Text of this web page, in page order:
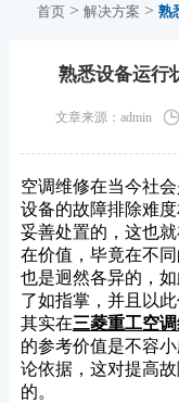
首页> 解决方案 > 熟
熟悉设备运行
文章来源：admin
空调维修在当今社会
设备的故障排除难度
妥善处置的，这
在价值，毕竟在不
也是迥然各异的
了如指掌，并且以
其实在三菱重工空
的参考价值是不容小
论依据，这对提
的。